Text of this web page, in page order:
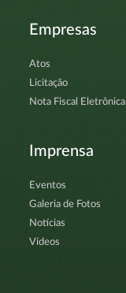
Empresas
Atos
Licitação
Nota Fiscal Eletrônica
Imprensa
Eventos
Galeria de Fotos
Notícias
Vídeos